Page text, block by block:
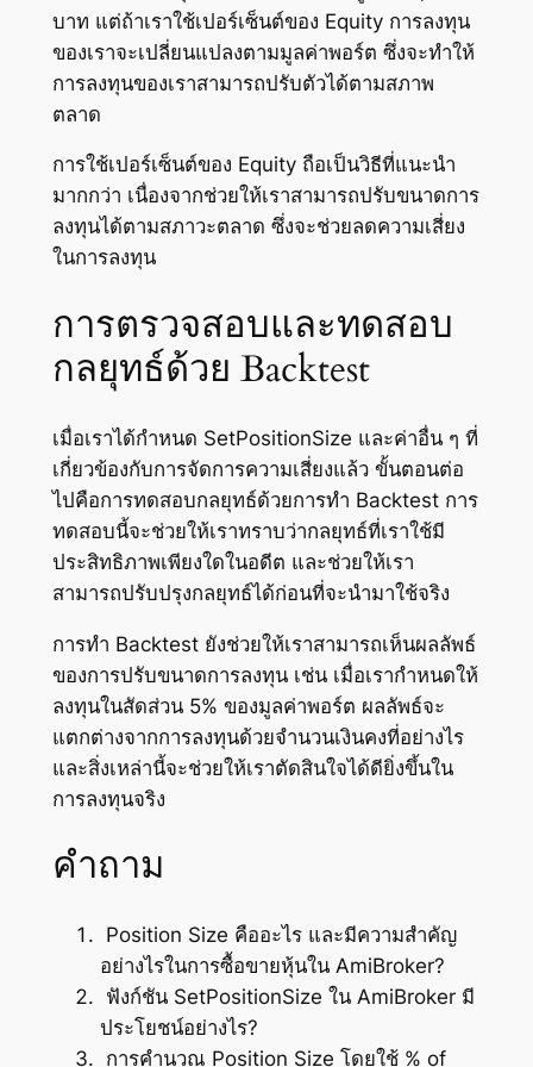
บาท แต่ถ้าเราใช้เปอร์เซ็นต์ของ Equity การลงทุน
ของเราจะเปลี่ยนแปลงตามมูลค่าพอร์ต ซึ่งจะทำให้
การลงทุนของเราสามารถปรับตัวได้ตามสภาพ
ตลาด
การใช้เปอร์เซ็นต์ของ Equity ถือเป็นวิธีที่แนะนำ
มากกว่า เนื่องจากช่วยให้เราสามารถปรับขนาดการ
ลงทุนได้ตามสภาวะตลาด ซึ่งจะช่วยลดความเสี่ยง
ในการลงทุน
การตรวจสอบและทดสอบ
กลยุทธ์ด้วย Backtest
เมื่อเราได้กำหนด SetPositionSize และค่าอื่น ๆ ที่
เกี่ยวข้องกับการจัดการความเสี่ยงแล้ว ขั้นตอนต่อ
ไปคือการทดสอบกลยุทธ์ด้วยการทำ Backtest การ
ทดสอบนี้จะช่วยให้เราทราบว่ากลยุทธ์ที่เราใช้มี
ประสิทธิภาพเพียงใดในอดีต และช่วยให้เรา
สามารถปรับปรุงกลยุทธ์ได้ก่อนที่จะนำมาใช้จริง
การทำ Backtest ยังช่วยให้เราสามารถเห็นผลลัพธ์
ของการปรับขนาดการลงทุน เช่น เมื่อเรากำหนดให้
ลงทุนในสัดส่วน 5% ของมูลค่าพอร์ต ผลลัพธ์จะ
แตกต่างจากการลงทุนด้วยจำนวนเงินคงที่อย่างไร
และสิ่งเหล่านี้จะช่วยให้เราตัดสินใจได้ดียิ่งขึ้นใน
การลงทุนจริง
คำถาม
Position Size คืออะไร และมีความสำคัญ
อย่างไรในการซื้อขายหุ้นใน AmiBroker?
ฟังก์ชัน SetPositionSize ใน AmiBroker มี
ประโยชน์อย่างไร?
การคำนวณ Position Size โดยใช้ % of